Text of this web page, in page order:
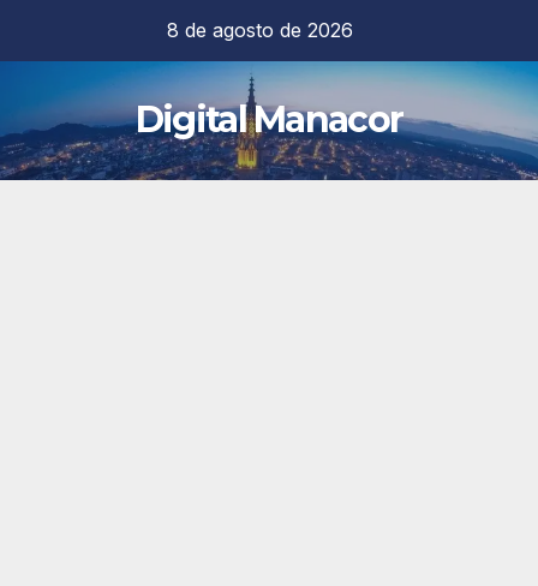
contenido
8 de agosto de 2026
Digital Manacor